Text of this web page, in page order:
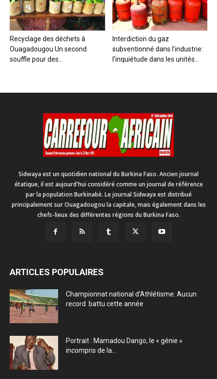
Recyclage des déchets à
Ouagadougou Un second
souffle pour des...
Interdiction du gaz
subventionné dans l’industrie:
l’inquiétude dans les unités...
Sidwaya est un quotidien national du Burkina Faso. Ancien journal
étatique, il est aujourd'hui considéré comme un journal de référence
par la population Burkinabè. Le journal Sidwaya est distribué
principalement sur Ouagadougou la capitale, mais également dans les
chefs-lieux des différentes régions du Burkina Faso.
ARTICLES POPULAIRES
Championnat national d’Athlétisme: Aucun
record battu cette année
Portrait : Mamadou Dango, le « génie »
incompris de la...